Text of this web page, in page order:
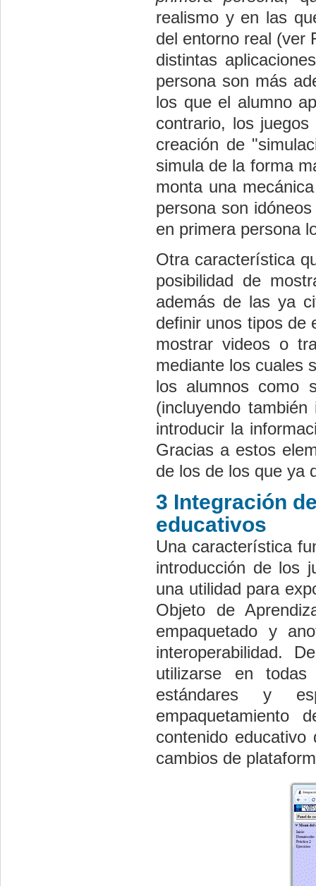
realismo y en las
del entorno real (ver
distintas
persona son más
los que el alumno
contrario, los
creación de
simula de la forma
monta una
persona son
en primera persona
Otra característica
posibilidad de
además de las ya
definir unos tipos de
mostrar videos o
mediante los cuales
los alumnos como
(incluyendo
introducir la
Gracias a estos
de los de los que ya
3 Integración
educativos
Una característica
introducción de los
una utilidad para
Objeto de
empaquetado y
interoperabilidad.
utilizarse en
estándares y
contenido
cambios de